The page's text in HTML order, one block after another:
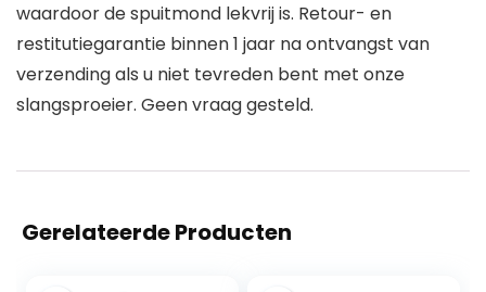
waardoor de spuitmond lekvrij is. Retour- en
restitutiegarantie binnen 1 jaar na ontvangst van
verzending als u niet tevreden bent met onze
slangsproeier. Geen vraag gesteld.
Gerelateerde Producten